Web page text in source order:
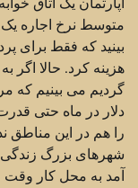
دلار در ماه حتی
را هم در این مناطق
شهرهای بزرگ
آمد به محل کار